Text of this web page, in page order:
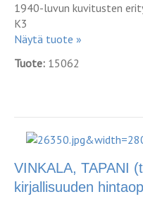
1940-luvun kuvitusten
K3
Näytä tuote »
Tuote: 15062
VINKALA, TAPANI
kirjallisuuden